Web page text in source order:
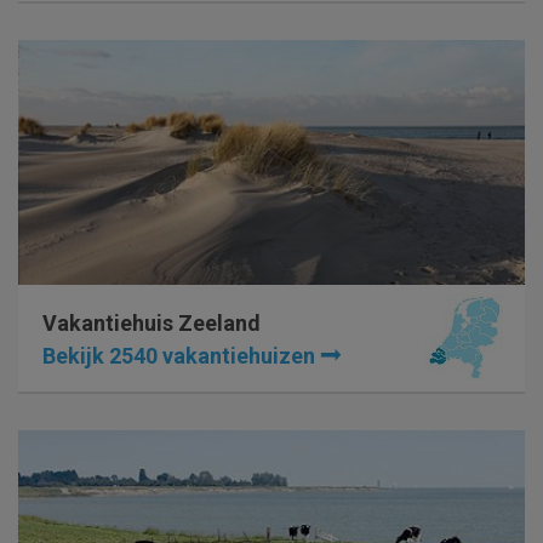
Vakantiehuis Zeeland
Bekijk 2540 vakantiehuizen